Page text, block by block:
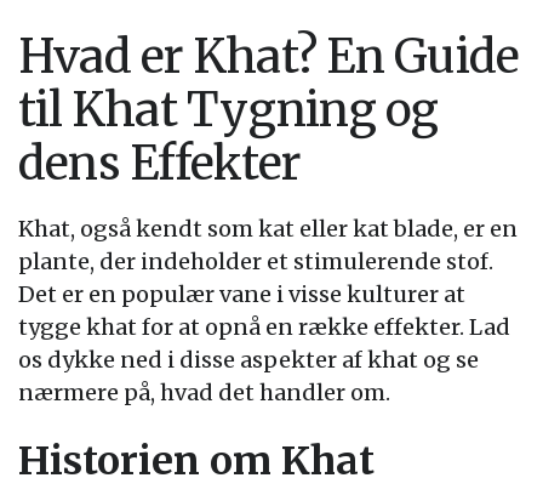
Hvad er Khat? En Guide
til Khat Tygning og
dens Effekter
Khat, også kendt som kat eller kat blade, er en
plante, der indeholder et stimulerende stof.
Det er en populær vane i visse kulturer at
tygge khat for at opnå en række effekter. Lad
os dykke ned i disse aspekter af khat og se
nærmere på, hvad det handler om.
Historien om Khat